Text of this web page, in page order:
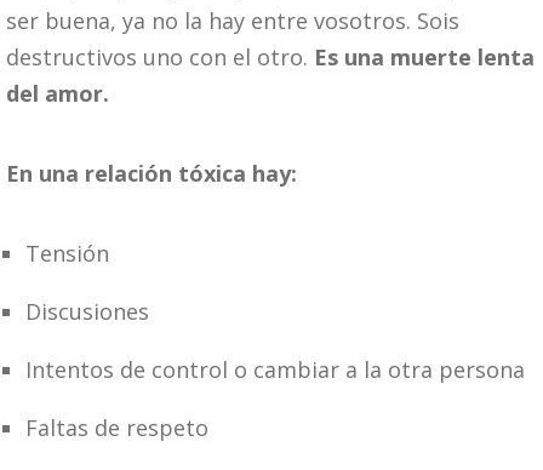
ser buena, ya no la hay entre vosotros. Sois
destructivos uno con el otro. Es una muerte lenta
del amor.
En una relación tóxica hay:
Tensión
Discusiones
Intentos de control o cambiar a la otra persona
Faltas de respeto